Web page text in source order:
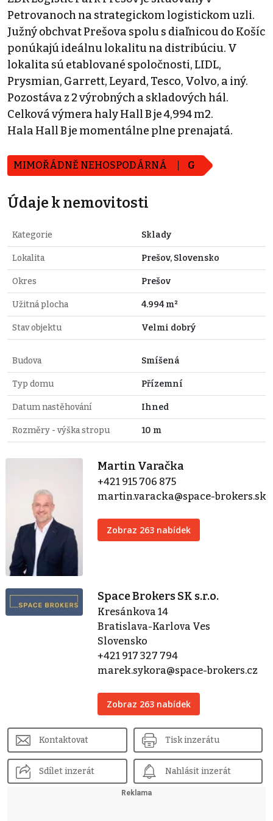
Petrovanoch na strategickom logistickom uzli.
Južný obchvat Prešova spolu s diaľnicou do Košíc
ponúkajú ideálnu lokalitu na distribúciu. V
lokalita sú etablované spoločnosti, LIDL,
Prysmian, Garrett, Leyard, Tesco, Volvo, a iný.
Pozostáva z 2 výrobných a skladových hál.
Celková výmera haly Hall B je 4,994 m2.
Hala Hall B je momentálne plne prenajatá.
MIMOŘÁDNĚ NEHOSPODÁRNÁ G
Údaje k nemovitosti
Kategorie Sklady
Lokalita Prešov, Slovensko
Okres Prešov
Užitná plocha 4.994 m²
Stav objektu Velmi dobrý
Budova Smíšená
Typ domu Přízemní
Datum nastěhování Ihned
Rozměry - výška stropu 10 m
Martin Varačka
+421 915 706 875
martin.varacka@space-brokers.sk
Zobraz 263 nabídek
Space Brokers SK s.r.o.
Kresánkova 14
Bratislava-Karlova Ves
Slovensko
+421 917 327 794
marek.sykora@space-brokers.cz
Zobraz 263 nabídek
Kontaktovat Tisk inzerátu
Sdílet inzerát Nahlásit inzerát